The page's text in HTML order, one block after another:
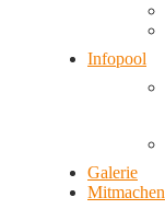
Infopool
Galerie
Mitmachen